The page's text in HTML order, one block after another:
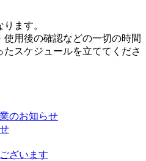
ます。
用後の確認などの一切の時間
スケジュールを立ててくださ
のお知らせ
ざいます